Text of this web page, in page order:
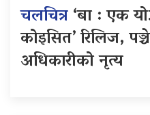
चलचित्र‘बा : एक
कोइसित’ रिलिज,
अधिकारीको नृत्य